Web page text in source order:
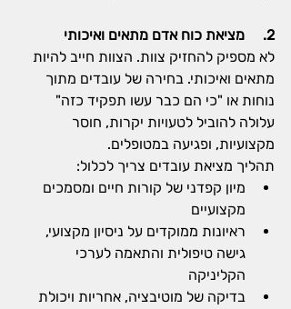
2.     מציאת כוח אדם מתאים ואיכותי
לא מספיק להחזיק צוות. הצוות חייב להיות
מתאים ואיכותי. בחירה של עובדים מתוך
נוחות או "כי הם כבר עשו תפקיד כזה"
עלולה להוביל לטעויות יקרות, חוסר
מקצועיות, ופגיעה במטופלים.
תהליך מציאת עובדים צריך לכלול:
מיון קפדני של קורות חיים ומסמכים
מקצועיים
ראיונות ממוקדים על ניסיון מקצועי,
גישה טיפולית והתאמה לערכי
הקליניקה
בדיקה של מוטיבציה, אחריות ויכולת